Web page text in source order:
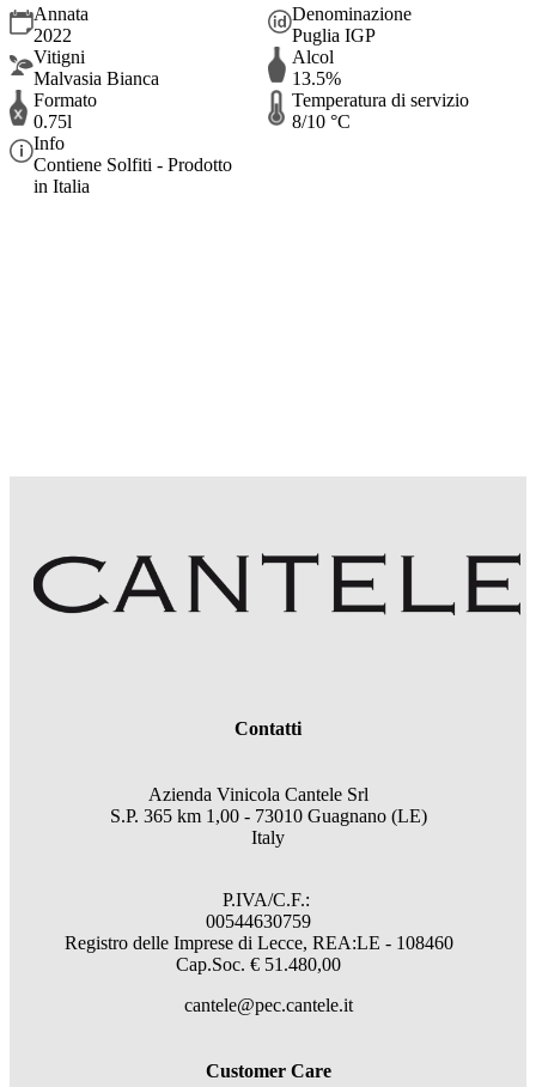
Annata
2022
Denominazione
Puglia IGP
Vitigni
Malvasia Bianca
Alcol
13.5%
Formato
0.75l
Temperatura di servizio
8/10 °C
Info
Contiene Solfiti - Prodotto
in Italia
Contatti
Azienda Vinicola Cantele Srl
S.P. 365 km 1,00 - 73010 Guagnano (LE)
Italy
P.IVA/C.F.:
00544630759
Registro delle Imprese di Lecce, REA:LE - 108460
Cap.Soc. € 51.480,00
cantele@pec.cantele.it
Customer Care